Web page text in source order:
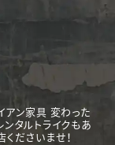
アン家具 変わった
ンタルトライクもあ
ださいませ！